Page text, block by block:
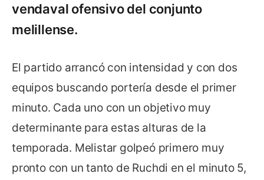
vendaval ofensivo del conjunto
melillense.
El partido arrancó con intensidad y con dos
equipos buscando portería desde el primer
minuto. Cada uno con un objetivo muy
determinante para estas alturas de la
temporada. Melistar golpeó primero muy
pronto con un tanto de Ruchdi en el minuto 5,